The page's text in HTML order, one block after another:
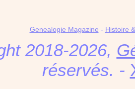
Genealogie Magazine - Histoire
2018-2026,
réservés. -